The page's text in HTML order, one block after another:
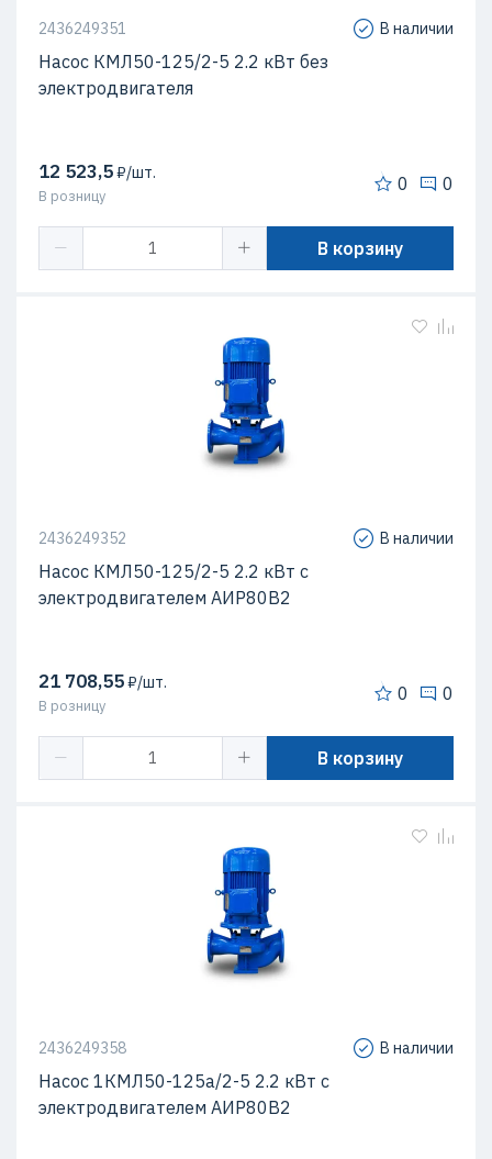
2436249351 В наличии
Насос КМЛ50-125/2-5 2.2 кВт без
электродвигателя
12 523,5₽/шт.
В розницу
0 0
В корзину
2436249352 В наличии
Насос КМЛ50-125/2-5 2.2 кВт c
электродвигателем АИР80В2
21 708,55₽/шт.
В розницу
0 0
В корзину
2436249358 В наличии
Насос 1КМЛ50-125а/2-5 2.2 кВт c
электродвигателем АИР80В2